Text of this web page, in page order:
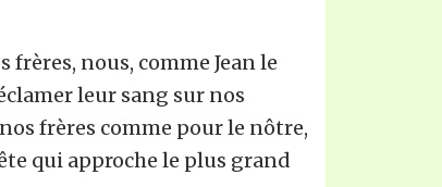
nous, comme Jean le
leur sang sur nos
frères comme pour le nôtre,
qui approche le plus grand